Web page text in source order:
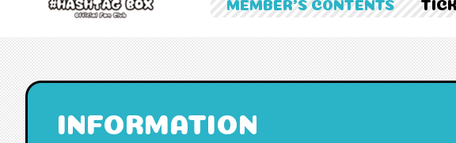
MEMBER'S CONTENTS
INFORMATION